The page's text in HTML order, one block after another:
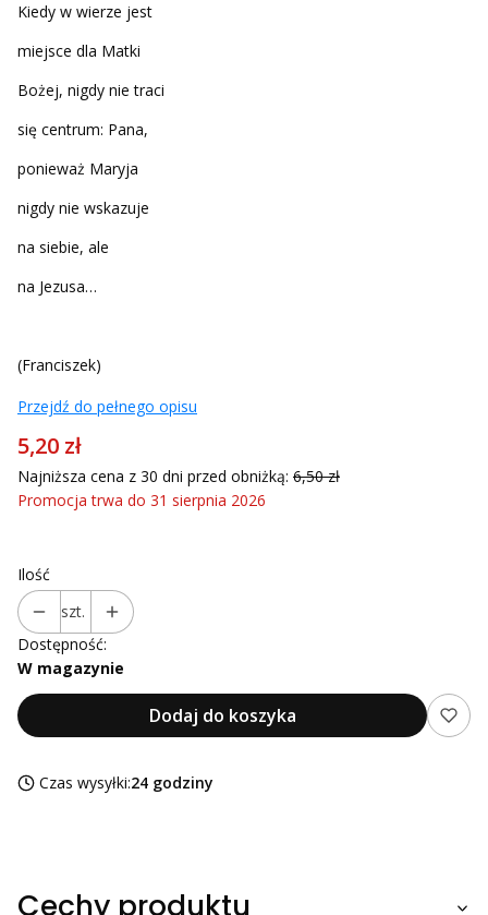
Kiedy w wierze jest
miejsce dla Matki
Bożej, nigdy nie traci
się centrum: Pana,
ponieważ Maryja
nigdy nie wskazuje
na siebie, ale
na Jezusa…
(Franciszek)
Przejdź do pełnego opisu
5,20 zł
Najniższa cena z 30 dni przed obniżką: 6,50 zł
Promocja trwa do 31 sierpnia 2026
Ilość
szt.
Dostępność:
W magazynie
Dodaj do koszyka
Czas wysyłki:24 godziny
Cechy produktu